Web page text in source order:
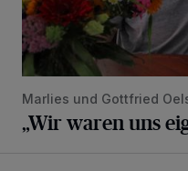
Marlies und Gottfried
„Wir waren uns